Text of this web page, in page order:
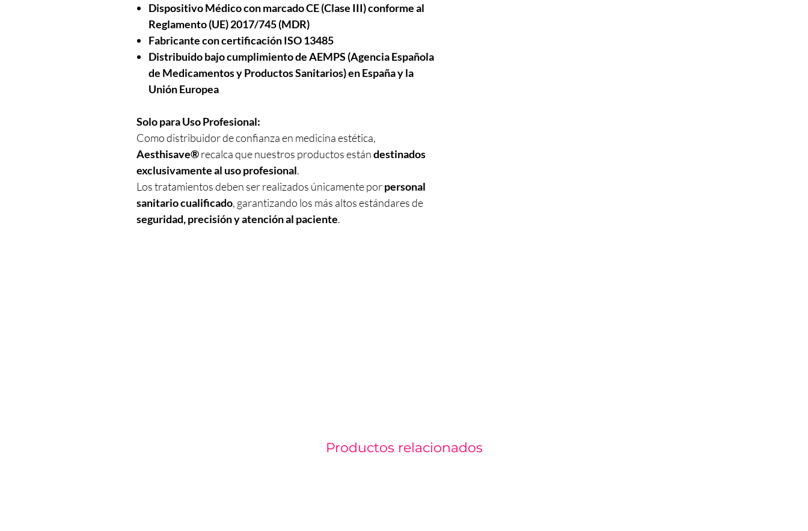
Dispositivo Médico con marcado CE (Clase III) conforme al
Reglamento (UE) 2017/745 (MDR)
Fabricante con certificación ISO 13485
Distribuido bajo cumplimiento de AEMPS (Agencia Española
de Medicamentos y Productos Sanitarios) en España y la
Unión Europea
Solo para Uso Profesional:
Como distribuidor de confianza en medicina estética,
Aesthisave®recalca que nuestros productos estándestinados
exclusivamente al uso profesional.
Los tratamientos deben ser realizados únicamente porpersonal
sanitario cualificado, garantizando los más altos estándares de
seguridad, precisión y atención al paciente.
Productos relacionados